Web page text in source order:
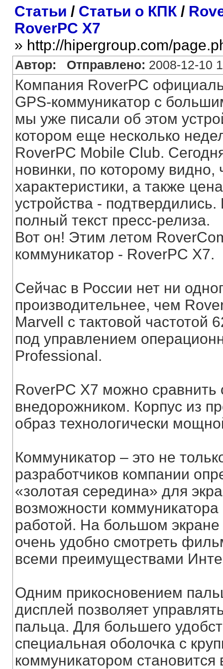
Статьи / Статьи о КПК/
RoverPC X7
» http://hipergroup.com/
Автор: Отправлено: 2008-12-10
Компания RoverPC
GPS-коммуникатор с
мы уже писали об этом
котором еще несколько
RoverPC Mobile Club.
новинки, по которому
характеристики, а также
устройства -
полный текст пресс-релиза.
Вот он! Этим летом
коммуникатор - RoverPC X7.
Сейчас в России нет ни
производительнее, чем
Marvell с тактовой частотой
под управлением
Professional.
RoverPC X7 можно
внедорожником. Корпус из
образ технологически
Коммуникатор – это не
разработчиков компании
«золотая середина» для
возможности
работой. На большом
очень удобно смотреть
всеми преимуществами
Одним прикосновением
дисплей позволяет
пальца. Для большего
специальная оболочка с
коммуникатором